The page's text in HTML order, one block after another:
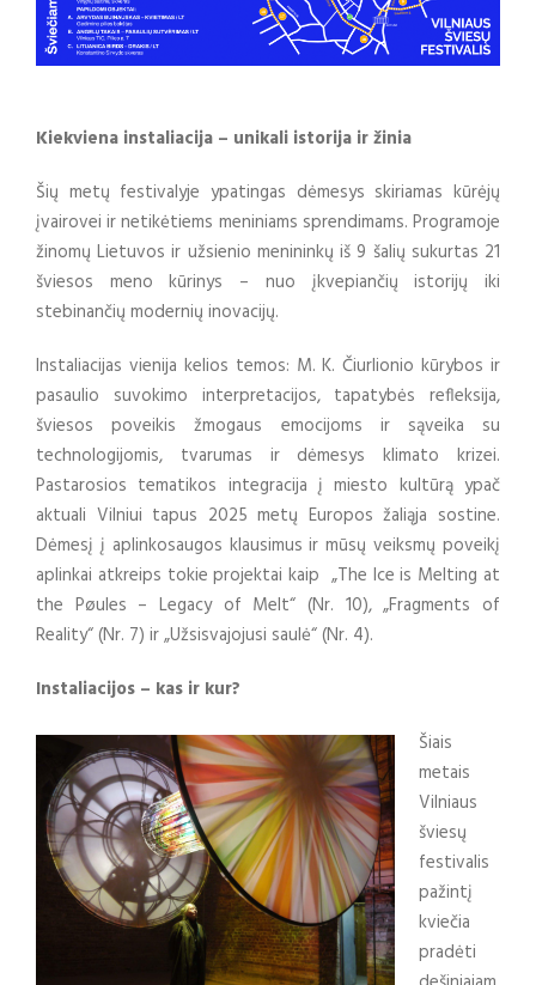
Kiekviena instaliacija – unikali istorija ir žinia
Šių metų festivalyje ypatingas dėmesys skiriamas kūrėjų
įvairovei ir netikėtiems meniniams sprendimams. Programoje
žinomų Lietuvos ir užsienio menininkų iš 9 šalių sukurtas 21
šviesos meno kūrinys – nuo įkvepiančių istorijų iki
stebinančių modernių inovacijų.
Instaliacijas vienija kelios temos: M. K. Čiurlionio kūrybos ir
pasaulio suvokimo interpretacijos, tapatybės refleksija,
šviesos poveikis žmogaus emocijoms ir sąveika su
technologijomis, tvarumas ir dėmesys klimato krizei.
Pastarosios tematikos integracija į miesto kultūrą ypač
aktuali Vilniui tapus 2025 metų Europos žaliąja sostine.
Dėmesį į aplinkosaugos klausimus ir mūsų veiksmų poveikį
aplinkai atkreips tokie projektai kaip „The Ice is Melting at
the Pøules – Legacy of Melt“ (Nr. 10), „Fragments of
Reality“ (Nr. 7) ir „Užsisvajojusi saulė“ (Nr. 4).
Instaliacijos – kas ir kur?
Šiais
metais
Vilniaus
šviesų
festivalis
pažintį
kviečia
pradėti